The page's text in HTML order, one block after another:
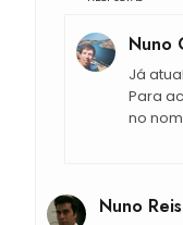
Nuno
Já
Para
no
Nuno